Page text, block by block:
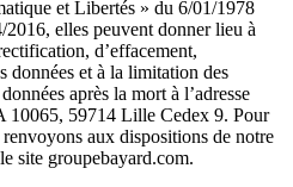
et Libertés » du 6/01/1978
elles peuvent donner lieu à
d’effacement,
données et à la limitation des
après la mort à l’adresse
59714 Lille Cedex 9. Pour
aux dispositions de notre
site groupebayard.com.